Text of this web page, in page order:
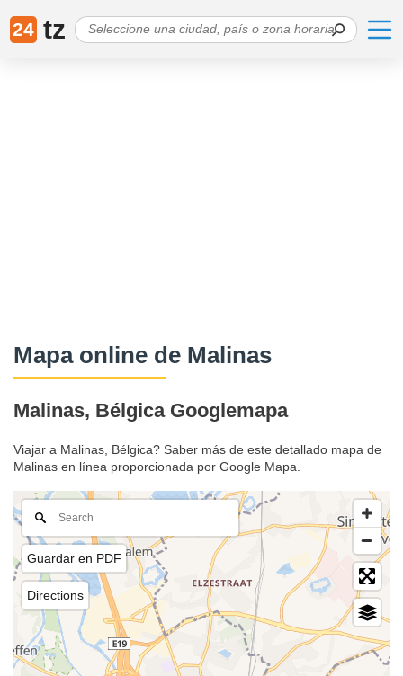
24 tz
Mapa online de Malinas
Malinas, Bélgica Googlemapa
Viajar a Malinas, Bélgica? Saber más de este detallado mapa de
Malinas en línea proporcionada por Google Mapa.
Guardar en PDF
Directions